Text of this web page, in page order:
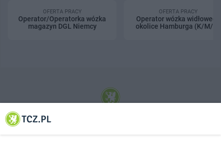
OFERTA PRACY
Operator/Operatorka wózka
magazyn DGL Niemcy
OFERTA PRACY
Operator wózka widłowego
okolice Hamburga (K/M/N)
© 2001-2026 Tczew - TCZ.PL Sp. z o.o. Internetowy Serwis Informacyjny Miasta